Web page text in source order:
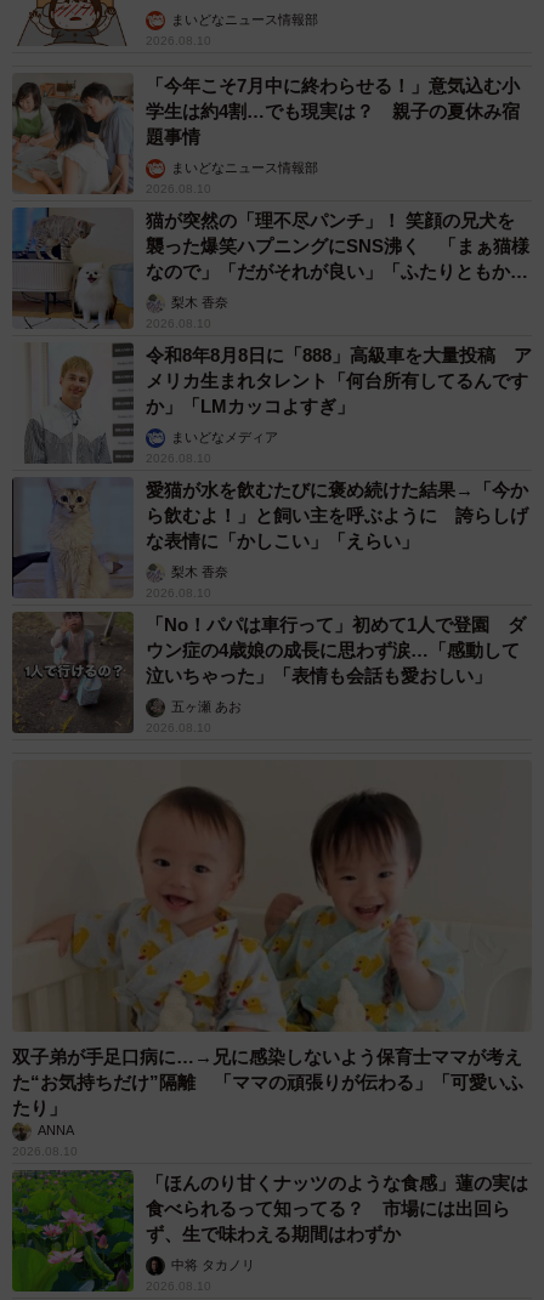
5/5
トリミングをしたらすっきり！ガリガリでした（なつさん提供、
Instagramよりキャプチャ撮影）
くさんのコメントが寄せられています。
「生きててよかった、、、本当に」
「高齢になり自身の世話もおもうようにいかなくなった
り、体調を崩したなどの事情で飼育できなくなる飼い主
は、高齢化社会である今の社会では更にふえていきそうで
不安です…」
「酷くて絶句、読み続けると涙が出てきました。どれだけ
苦しかったか 見つけていただきありがとうございま
す。」
「心を殺して、この子はどれだけの時間をすごしてきたの
でしょうか‥これからの時間は心をとりもどして、いっぱ
い愛情もらって、どうか幸せになってほしい」
「人間が一番酷いですね､､何も悪いことしていないこの子
がこんな生き地獄を味わなければならないのか…ワンちゃ
まいどなニュース情報部
2026.08.10
「今年こそ7月中に終わらせる！」意気込む小
学生は約4割…でも現実は？ 親子の夏休み宿
題事情
まいどなニュース情報部
2026.08.10
猫が突然の「理不尽パンチ」！ 笑顔の兄犬を
襲った爆笑ハプニングにSNS沸く 「まぁ猫様
なので」「だがそれが良い」「ふたりともかわ
いいね」
梨木 香奈
2026.08.10
令和8年8月8日に「888」高級車を大量投稿 ア
メリカ生まれタレント「何台所有してるんです
か」「LMカッコよすぎ」
まいどなメディア
2026.08.10
愛猫が水を飲むたびに褒め続けた結果→「今か
ら飲むよ！」と飼い主を呼ぶように 誇らしげ
な表情に「かしこい」「えらい」
梨木 香奈
2026.08.10
「No！パパは車行って」初めて1人で登園 ダ
ウン症の4歳娘の成長に思わず涙…「感動して
泣いちゃった」「表情も会話も愛おしい」
五ヶ瀬 あお
2026.08.10
双子弟が手足口病に…→兄に感染しないよう保育士ママが考え
た“お気持ちだけ”隔離 「ママの頑張りが伝わる」「可愛いふ
たり」
ANNA
2026.08.10
「ほんのり甘くナッツのような食感」蓮の実は
食べられるって知ってる？ 市場には出回ら
ず、生で味わえる期間はわずか
中将 タカノリ
2026.08.10